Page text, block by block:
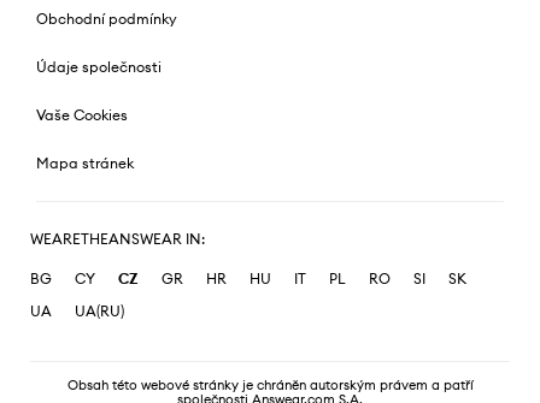
Obchodní podmínky
Údaje společnosti
Vaše Cookies
Mapa stránek
WEARETHEANSWEAR IN:
BG CY CZ GR HR HU IT PL RO SI
SK
UA
UA(RU)
Obsah této webové stránky je chráněn autorským právem a patří
společnosti Answear.com S.A.